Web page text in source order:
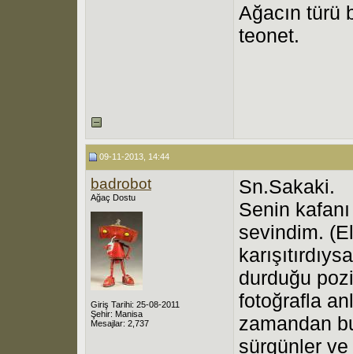
Ağacın türü
teonet.
09-11-2013, 14:44
badrobot
Ağaç Dostu
Giriş Tarihi: 25-08-2011
Şehir: Manisa
Mesajlar: 2,737
Sn.Sakaki.
Senin
sevindim.
durduğu
fotoğrafla
zamandan
sürgünler